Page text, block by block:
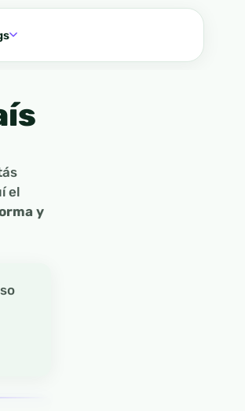
el
y